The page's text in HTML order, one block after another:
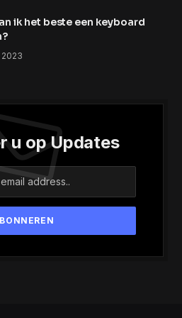
ik het beste een keyboard
2023
u op Updates